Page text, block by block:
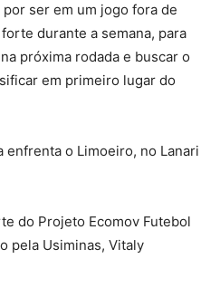
ser em um jogo fora de
durante a semana, para
próxima rodada e buscar o
em primeiro lugar do
enfrenta o Limoeiro, no Lanari
do Projeto Ecomov Futebol
pela Usiminas, Vitaly